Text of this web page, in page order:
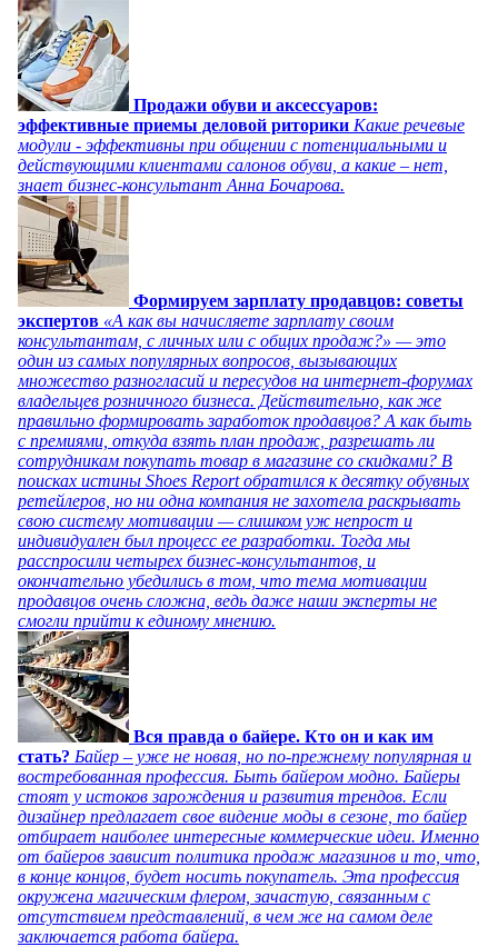
Продажи обуви и аксессуаров:
эффективные приемы деловой риторики Какие речевые
модули - эффективны при общении с потенциальными и
действующими клиентами салонов обуви, а какие – нет,
знает бизнес-консультант Анна Бочарова.
Формируем зарплату продавцов: советы
экспертов «А как вы начисляете зарплату своим
консультантам, с личных или с общих продаж?» — это
один из самых популярных вопросов, вызывающих
множество разногласий и пересудов на интернет-форумах
владельцев розничного бизнеса. Действительно, как же
правильно формировать заработок продавцов? А как быть
с премиями, откуда взять план продаж, разрешать ли
сотрудникам покупать товар в магазине со скидками? В
поисках истины Shoes Report обратился к десятку обувных
ретейлеров, но ни одна компания не захотела раскрывать
свою систему мотивации — слишком уж непрост и
индивидуален был процесс ее разработки. Тогда мы
расспросили четырех бизнес-консультантов, и
окончательно убедились в том, что тема мотивации
продавцов очень сложна, ведь даже наши эксперты не
смогли прийти к единому мнению.
Вся правда о байере. Кто он и как им
стать? Байер – уже не новая, но по-прежнему популярная и
востребованная профессия. Быть байером модно. Байеры
стоят у истоков зарождения и развития трендов. Если
дизайнер предлагает свое видение моды в сезоне, то байер
отбирает наиболее интересные коммерческие идеи. Именно
от байеров зависит политика продаж магазинов и то, что,
в конце концов, будет носить покупатель. Эта профессия
окружена магическим флером, зачастую, связанным с
отсутствием представлений, в чем же на самом деле
заключается работа байера.